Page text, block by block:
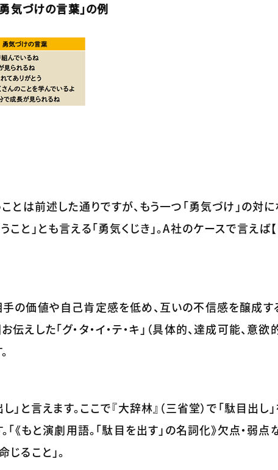
勇気づけの言葉」の例
ことは前述した通りですが、もう一つ「勇気づけ」の対
こと」とも言える「勇気くじき」。A社のケースで言えば
手の価値や自己肯定感を低め、互いの不信感を醸成す
えした「グ・タ・イ・テ・キ」（具体的、達成可能、意欲
」と言えます。ここで『大辞林』（三省堂）で「駄目出し
「《もと演劇用語。「駄目を出す」の名詞化》欠点・弱
ること」。